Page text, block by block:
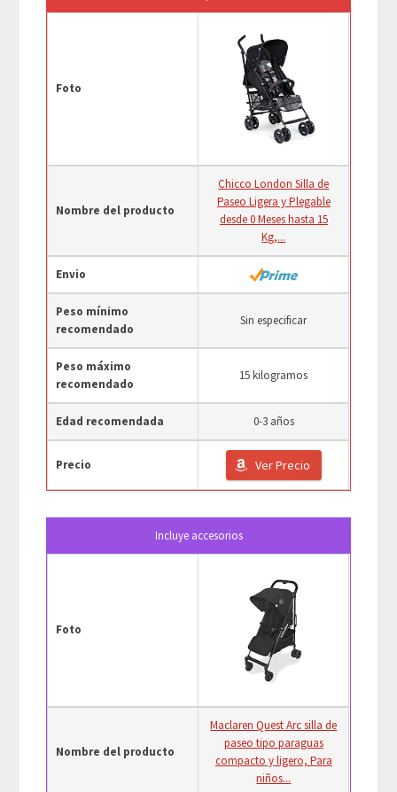
Foto
Nombre del producto
Chicco London Silla de
Paseo Ligera y Plegable
desde 0 Meses hasta 15
Kg,...
Envio
Peso mínimo
recomendado
Sin especificar
Peso máximo
recomendado
15 kilogramos
Edad recomendada 0-3 años
Precio Ver Precio
Incluye accesorios
Foto
Nombre del producto
Maclaren Quest Arc silla de
paseo tipo paraguas
compacto y ligero, Para
niños...